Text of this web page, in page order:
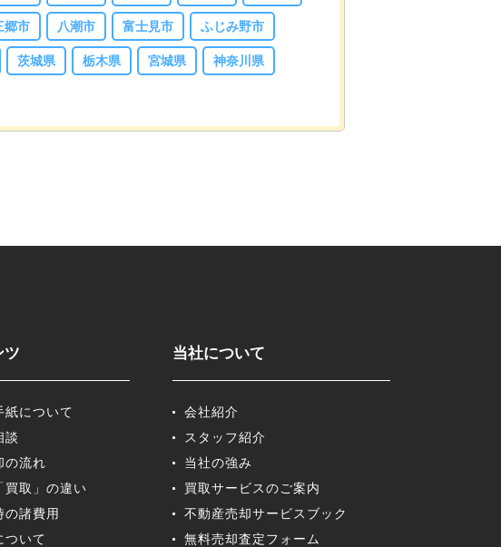
郷市 八潮市 富士見市 ふじみ野市
茨城県 栃木県 宮城県 神奈川県
ツ
紙について
談
の流れ
買取」の違い
の諸費用
ついて
当社について
会社紹介
スタッフ紹介
当社の強み
買取サービスのご案内
不動産売却サービスブック
無料売却査定フォーム